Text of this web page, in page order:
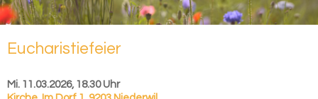
Eu­cha­ris­tie­fei­er
Mi. 11.03.2026, 18.30 Uhr